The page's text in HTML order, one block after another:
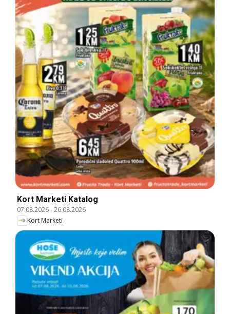
Kort Marketi Katalog
07.08.2026-26.08.2026
Kort Marketi